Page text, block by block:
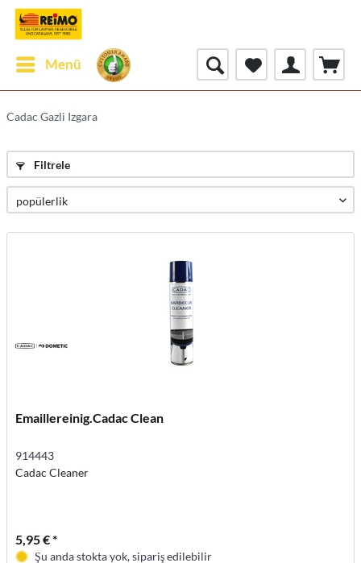
Menü
Cadac Gazli Izgara
Filtrele
Emaillereinig.Cadac Clean
914443
Cadac Cleaner
5,95 € *
Şu anda stokta yok, sipariş edilebilir